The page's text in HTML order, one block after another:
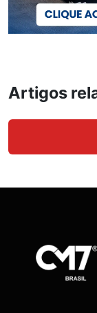
Artigos